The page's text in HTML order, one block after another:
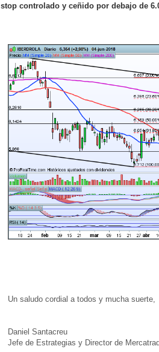
stop controlado y ceñido por debajo de
Un saludo cordial a todos y mucha suerte,
Daniel Santacreu
Jefe de Estrategias y Director de